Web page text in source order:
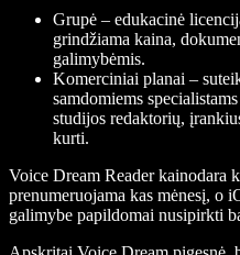
Grupė – edukacinė
grindžiama kaina,
galimybėmis.
Komerciniai planai –
samdomiems
studijos redaktorių,
kurti.
Voice Dream Reader kainodara
prenumeruojama kas mėnesį, o
galimybe papildomai nusipirkti